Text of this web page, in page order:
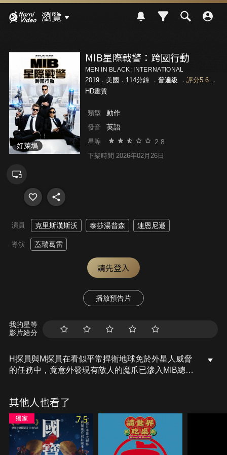
瀏覽
好萊塢
MIB星際戰警：跨國行動
MEN IN BLACK: INTERNATIONAL
2019．美國．114分鐘 ． 普遍級 ． 評分5.6．
HD畫質
類型 動作
發音 英語
星等 2.8
下架時間 2026年02月26日
演員 克里斯漢斯沃 泰莎湯普森 連恩尼遜
導演 蓋瑞葛雷
請先登入
播放預告片
我的星等
影片給分
H探員與M探員在看似平常捍衛地球免於外星人威脅
的任務中，竟意外發現有敵人的魔爪已滲入MIB總
重挑戰才能解開真相、拯救一切回歸秩序！
其他人也看了
7.5